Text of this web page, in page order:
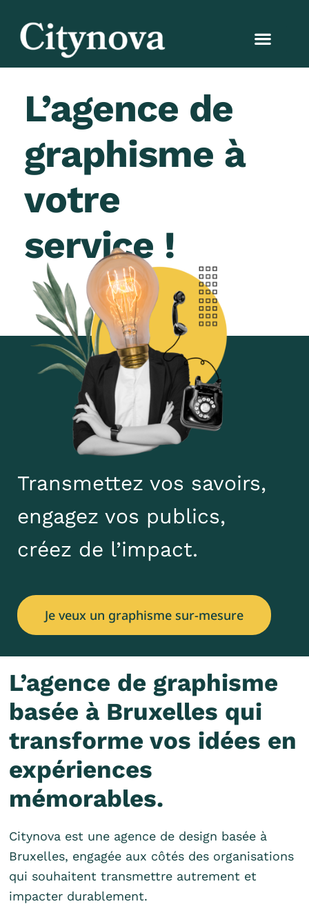
L’agence de
graphisme à
votre
service !
Transmettez vos savoirs,
engagez vos publics,
créez de l’impact.
Je veux un graphisme sur-mesure
L’agence de graphisme
basée à Bruxelles qui
transforme vos idées en
expériences
mémorables.
Citynova est une agence de design basée à
Bruxelles, engagée aux côtés des organisations
qui souhaitent transmettre autrement et
impacter durablement.